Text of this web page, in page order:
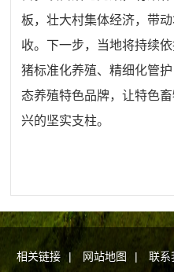
板，壮大村集体经济，带
收。下一步，当地将持续
猪标准化养殖、精细化管
态养殖特色品牌，让特色
兴的坚实支柱。
相关链接 | 网站地图 | 联系